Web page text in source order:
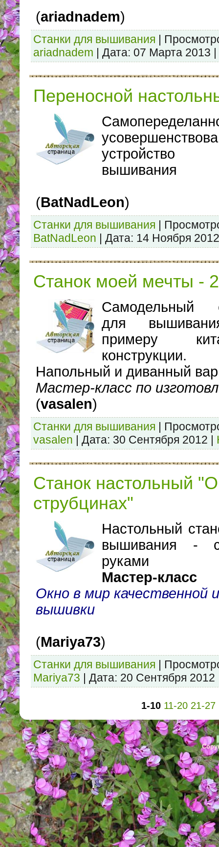
(ariadnadem)
Станки для вышивания |
ariadnadem | Дата: 07 Марта 2013 |
Переносной
вышивания
(BatNadLeon)
Станки для вышивания |
BatNadLeon | Дата: 14 Ноября 2012
Станок моей мечты - 2
Самодельный
для
примеру
конструкции.
Напольный и диванный
Мастер-класс по
(vasalen)
Станки для вышивания |
vasalen | Дата: 30 Сентября 2012 |
Станок настольный
струбцинах"
Настольный
вышивания -
руками
Мастер-класс
Окно в мир качественной
вышивки
(Mariya73)
Станки для вышивания |
Mariya73 | Дата: 20 Сентября 2012
1-10 11-20 21-27